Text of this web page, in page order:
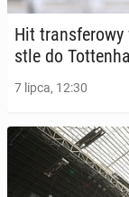
Hit
stle do
7 lipca, 12:30